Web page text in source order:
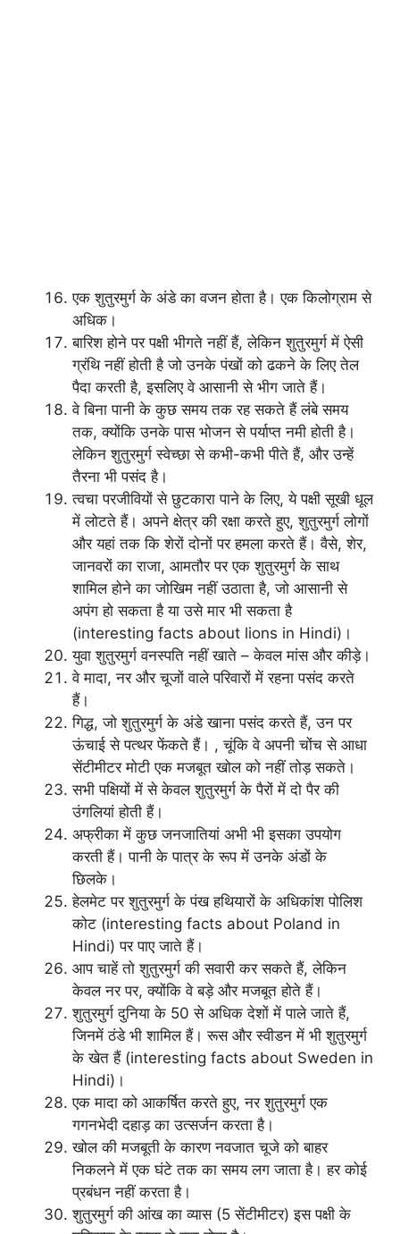
एक शुतुरमुर्ग के अंडे का वजन होता है। एक किलोग्राम से
अधिक।
बारिश होने पर पक्षी भीगते नहीं हैं, लेकिन शुतुरमुर्ग में ऐसी
ग्रंथि नहीं होती है जो उनके पंखों को ढकने के लिए तेल
पैदा करती है, इसलिए वे आसानी से भीग जाते हैं।
वे बिना पानी के कुछ समय तक रह सकते हैं लंबे समय
तक, क्योंकि उनके पास भोजन से पर्याप्त नमी होती है।
लेकिन शुतुरमुर्ग स्वेच्छा से कभी-कभी पीते हैं, और उन्हें
तैरना भी पसंद है।
त्वचा परजीवियों से छुटकारा पाने के लिए, ये पक्षी सूखी धूल
में लोटते हैं। अपने क्षेत्र की रक्षा करते हुए, शुतुरमुर्ग लोगों
और यहां तक ​​​​कि शेरों दोनों पर हमला करते हैं। वैसे, शेर,
जानवरों का राजा, आमतौर पर एक शुतुरमुर्ग के साथ
शामिल होने का जोखिम नहीं उठाता है, जो आसानी से
अपंग हो सकता है या उसे मार भी सकता है
(interesting facts about lions in Hindi)।
युवा शुतुरमुर्ग वनस्पति नहीं खाते – केवल मांस और कीड़े।
वे मादा, नर और चूजों वाले परिवारों में रहना पसंद करते
हैं।
गिद्ध, जो शुतुरमुर्ग के अंडे खाना पसंद करते हैं, उन पर
ऊंचाई से पत्थर फेंकते हैं। , चूंकि वे अपनी चोंच से आधा
सेंटीमीटर मोटी एक मजबूत खोल को नहीं तोड़ सकते।
सभी पक्षियों में से केवल शुतुरमुर्ग के पैरों में दो पैर की
उंगलियां होती हैं।
अफ्रीका में कुछ जनजातियां अभी भी इसका उपयोग
करती हैं। पानी के पात्र के रूप में उनके अंडों के
छिलके।
हेलमेट पर शुतुरमुर्ग के पंख हथियारों के अधिकांश पोलिश
कोट (interesting facts about Poland in
Hindi) पर पाए जाते हैं।
आप चाहें तो शुतुरमुर्ग की सवारी कर सकते हैं, लेकिन
केवल नर पर, क्योंकि वे बड़े और मजबूत होते हैं।
शुतुरमुर्ग दुनिया के 50 से अधिक देशों में पाले जाते हैं,
जिनमें ठंडे भी शामिल हैं। रूस और स्वीडन में भी शुतुरमुर्ग
के खेत हैं (interesting facts about Sweden in
Hindi)।
एक मादा को आकर्षित करते हुए, नर शुतुरमुर्ग एक
गगनभेदी दहाड़ का उत्सर्जन करता है।
खोल की मजबूती के कारण नवजात चूजे को बाहर
निकलने में एक घंटे तक का समय लग जाता है। हर कोई
प्रबंधन नहीं करता है।
शुतुरमुर्ग की आंख का व्यास (5 सेंटीमीटर) इस पक्षी के